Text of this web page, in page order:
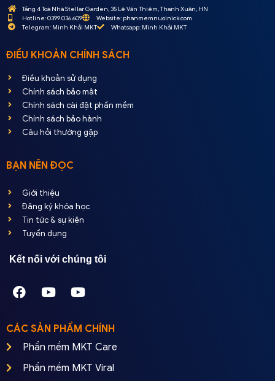
Tầng 4 Toà Nhà Stellar Garden, 35 Lê Văn Thiêm, Thanh Xuân, HN
Hotline: 0399.036.609
Website: phanmemnuoinick.com
Telegram: Minh Khải MKT
Whatsapp: Minh Khải MKT
ĐIỀU KHOẢN CHÍNH SÁCH
Điều khoản sử dụng
Chính sách bảo mật
Chính sách cài đặt phần mềm
Chính sách bảo hành
Câu hỏi thường gặp
BẠN NÊN ĐỌC
Giới thiệu
Đăng ký khóa học
Tin tức & sự kiện
Tuyển dụng
Kết nối với chúng tôi
CÁC SẢN PHẨM CHÍNH
Phần mềm MKT Care
Phần mềm MKT Viral